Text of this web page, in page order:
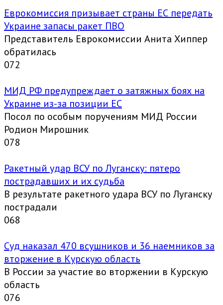
Еврокомиссия призывает страны ЕС передать
Украине запасы ракет ПВО
Представитель Еврокомиссии Анита Хиппер
обратилась
072
МИД РФ предупреждает о затяжных боях на
Украине из-за позиции ЕС
Посол по особым поручениям МИД России
Родион Мирошник
078
Ракетный удар ВСУ по Луганску: пятеро
пострадавших и их судьба
В результате ракетного удара ВСУ по Луганску
пострадали
068
Суд наказал 470 всушников и 36 наемников за
вторжение в Курскую область
В России за участие во вторжении в Курскую
область
076